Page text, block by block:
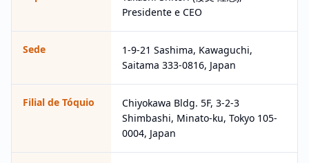
Presidente e CEO
Sede
1-9-21 Sashima, Kawaguchi,
Saitama 333-0816, Japan
Filial de Tóquio
Chiyokawa Bldg. 5F, 3-2-3
Shimbashi, Minato-ku, Tokyo 105-
0004, Japan